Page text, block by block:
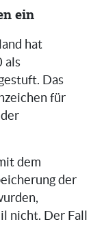
ein
hat
als
Das
für
dem
der
nicht. Der Fall